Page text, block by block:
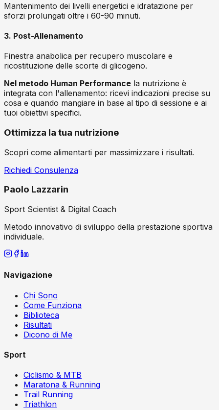
Mantenimento dei livelli energetici e idratazione per
sforzi prolungati oltre i 60-90 minuti.
3. Post-Allenamento
Finestra anabolica per recupero muscolare e
ricostituzione delle scorte di glicogeno.
Nel metodo Human Performance la nutrizione è
integrata con l'allenamento: ricevi indicazioni precise su
cosa e quando mangiare in base al tipo di sessione e ai
tuoi obiettivi specifici.
Ottimizza la tua nutrizione
Scopri come alimentarti per massimizzare i risultati.
Richiedi Consulenza
Paolo Lazzarin
Sport Scientist & Digital Coach
Metodo innovativo di sviluppo della prestazione sportiva
individuale.
Navigazione
Chi Sono
Come Funziona
Biblioteca
Risultati
Dicono di Me
Sport
Ciclismo & MTB
Maratona & Running
Trail Running
Triathlon